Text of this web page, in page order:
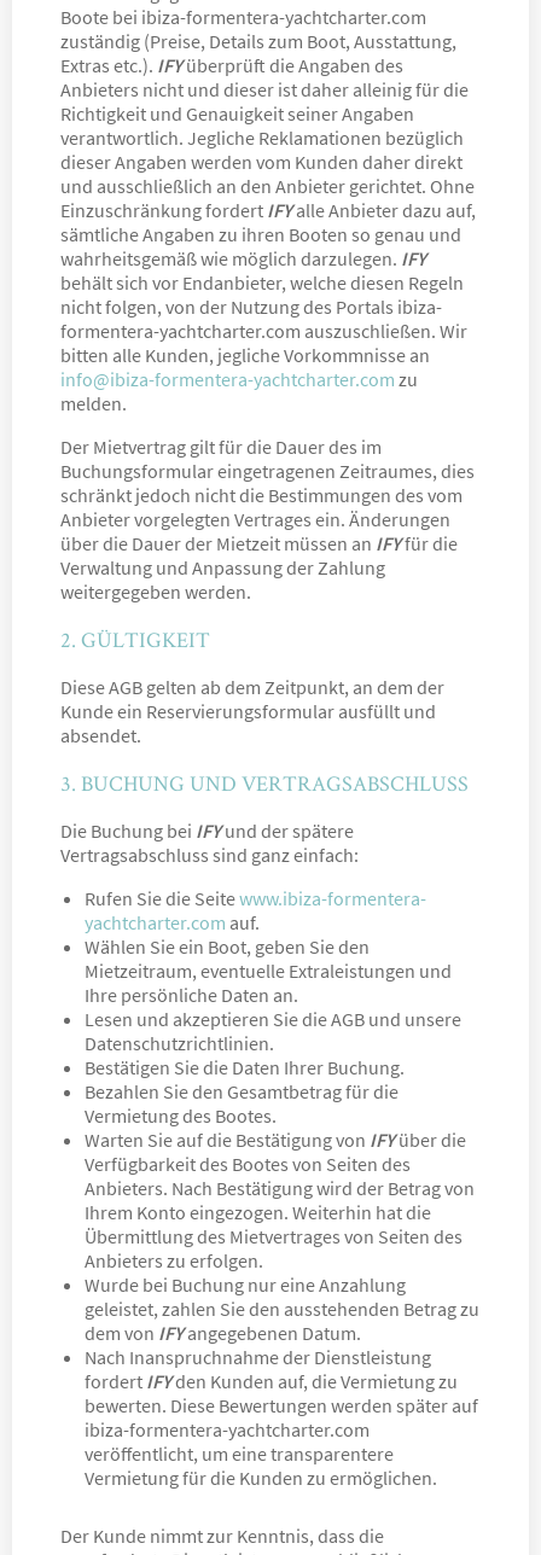
Boote bei ibiza-formentera-yachtcharter.com
zuständig (Preise, Details zum Boot, Ausstattung,
Extras etc.). IFYüberprüft die Angaben des
Anbieters nicht und dieser ist daher alleinig für die
Richtigkeit und Genauigkeit seiner Angaben
verantwortlich. Jegliche Reklamationen bezüglich
dieser Angaben werden vom Kunden daher direkt
und ausschließlich an den Anbieter gerichtet. Ohne
Einzuschränkung fordert IFYalle Anbieter dazu auf,
sämtliche Angaben zu ihren Booten so genau und
wahrheitsgemäß wie möglich darzulegen. IFY
behält sich vor Endanbieter, welche diesen Regeln
nicht folgen, von der Nutzung des Portals ibiza-
formentera-yachtcharter.com auszuschließen. Wir
bitten alle Kunden, jegliche Vorkommnisse an
info@ibiza-formentera-yachtcharter.com zu
melden.
Der Mietvertrag gilt für die Dauer des im
Buchungsformular eingetragenen Zeitraumes, dies
schränkt jedoch nicht die Bestimmungen des vom
Anbieter vorgelegten Vertrages ein. Änderungen
über die Dauer der Mietzeit müssen an IFYfür die
Verwaltung und Anpassung der Zahlung
weitergegeben werden.
2. GÜLTIGKEIT
Diese AGB gelten ab dem Zeitpunkt, an dem der
Kunde ein Reservierungsformular ausfüllt und
absendet.
3. BUCHUNG UND VERTRAGSABSCHLUSS
Die Buchung bei IFYund der spätere
Vertragsabschluss sind ganz einfach:
Rufen Sie die Seitewww.ibiza-formentera-
yachtcharter.com auf.
Wählen Sie ein Boot, geben Sie den
Mietzeitraum, eventuelle Extraleistungen und
Ihre persönliche Daten an.
Lesen und akzeptieren Sie die AGB und unsere
Datenschutzrichtlinien.
Bestätigen Sie die Daten Ihrer Buchung.
Bezahlen Sie den Gesamtbetrag für die
Vermietung des Bootes.
Warten Sie auf die Bestätigung von IFYüber die
Verfügbarkeit des Bootes von Seiten des
Anbieters. Nach Bestätigung wird der Betrag von
Ihrem Konto eingezogen. Weiterhin hat die
Übermittlung des Mietvertrages von Seiten des
Anbieters zu erfolgen.
Wurde bei Buchung nur eine Anzahlung
geleistet, zahlen Sie den ausstehenden Betrag zu
dem von IFYangegebenen Datum.
Nach Inanspruchnahme der Dienstleistung
fordert IFYden Kunden auf, die Vermietung zu
bewerten. Diese Bewertungen werden später auf
ibiza-formentera-yachtcharter.com
veröffentlicht, um eine transparentere
Vermietung für die Kunden zu ermöglichen.
Der Kunde nimmt zur Kenntnis, dass die